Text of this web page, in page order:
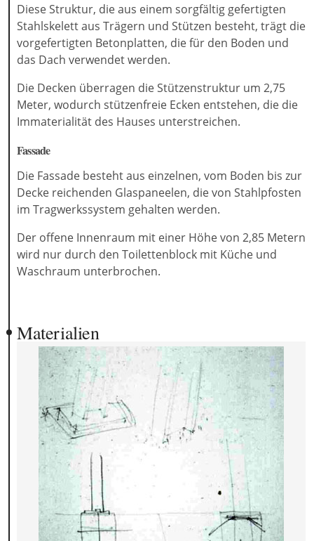
Diese Struktur, die aus einem sorgfältig gefertigten
Stahlskelett aus Trägern und Stützen besteht, trägt die
vorgefertigten Betonplatten, die für den Boden und
das Dach verwendet werden.
Die Decken überragen die Stützenstruktur um 2,75
Meter, wodurch stützenfreie Ecken entstehen, die die
Immaterialität des Hauses unterstreichen.
Fassade
Die Fassade besteht aus einzelnen, vom Boden bis zur
Decke reichenden Glaspaneelen, die von Stahlpfosten
im Tragwerkssystem gehalten werden.
Der offene Innenraum mit einer Höhe von 2,85 Metern
wird nur durch den Toilettenblock mit Küche und
Waschraum unterbrochen.
Materialien